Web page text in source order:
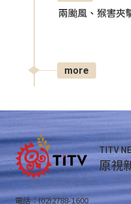
兩颱風、猴害夾
more
TITV
原視
電話：(02)2788-1600